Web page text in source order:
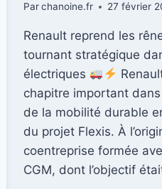
S
Parchanoine.fr 27 février
Renault reprend les
tournant stratégique
électriques
chapitre important
de la mobilité durable
du projet Flexis. À
coentreprise formée
CGM, dont l’objectif